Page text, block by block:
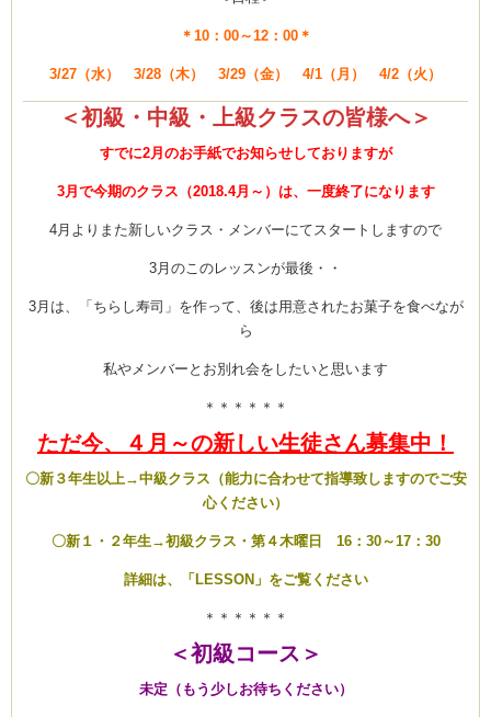
＊10：00～12：00＊
3/27（水） 3/28（木） 3/29（金） 4/1（月） 4/2（火）
＜初級・中級・上級クラスの皆様へ＞
すでに2月のお手紙でお知らせしておりますが
3月で今期のクラス（2018.4月～）は、一度終了になります
4月よりまた新しいクラス・メンバーにてスタートしますので
3月のこのレッスンが最後・・
3月は、「ちらし寿司」を作って、後は用意されたお菓子を食べなが
ら
私やメンバーとお別れ会をしたいと思います
＊＊＊＊＊＊
ただ今、４月～の新しい生徒さん募集中！
〇新３年生以上→中級クラス（能力に合わせて指導致しますのでご安
心ください）
〇新１・２年生→初級クラス・第４木曜日 16：30～17：30
詳細は、「LESSON」をご覧ください
＊＊＊＊＊＊
＜初級コース＞
未定（もう少しお待ちください）